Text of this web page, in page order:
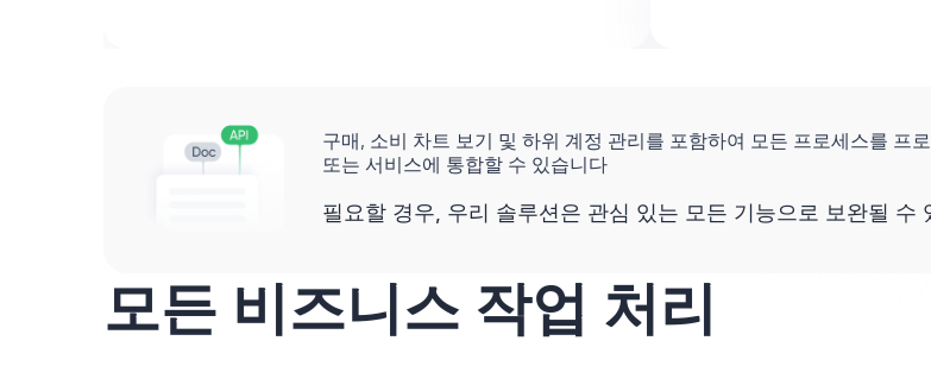
구매, 소비 차트 보기 및 하위 계정 관리를 포함하여 모든 프로세스를 프
또는 서비스에 통합할 수 있습니다
필요할 경우, 우리 솔루션은 관심 있는 모든 기능으로 보완될 수
모든 비즈니스 작업 처리